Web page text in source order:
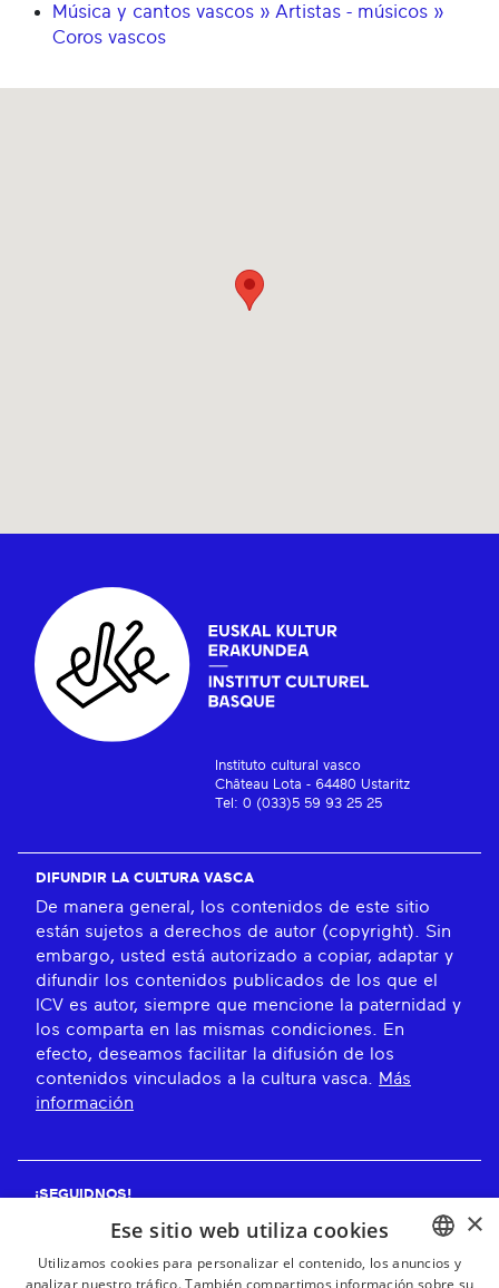
Música y cantos vascos » Artistas - músicos »
Coros vascos
Instituto cultural vasco
Château Lota - 64480 Ustaritz
Tel: 0 (033)5 59 93 25 25
DIFUNDIR LA CULTURA VASCA
De manera general, los contenidos de este sitio
están sujetos a derechos de autor (copyright). Sin
embargo, usted está autorizado a copiar, adaptar y
difundir los contenidos publicados de los que el
ICV es autor, siempre que mencione la paternidad y
los comparta en las mismas condiciones. En
efecto, deseamos facilitar la difusión de los
contenidos vinculados a la cultura vasca.
Más
información
¡SEGUIDNOS!
BASQUE
×
Ese sitio web utiliza cookies
Utilizamos cookies para personalizar el contenido, los anuncios y
analizar nuestro tráfico. También compartimos información sobre su